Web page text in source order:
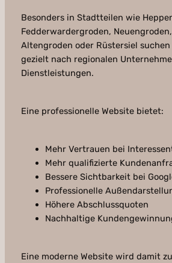
Besonders in Stadtteilen wie
Fedderwardergroden,
Altengroden oder Rüstersiel
gezielt nach regionalen
Dienstleistungen.
Eine professionelle Website bietet:
Mehr Vertrauen bei
Mehr qualifizierte
Bessere Sichtbarkeit bei
Professionelle
Höhere Abschlussquoten
Nachhaltige
Eine moderne Website wird damit